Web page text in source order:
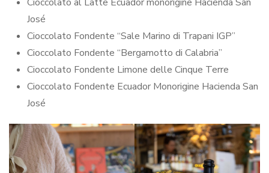
José
Cioccolato Fondente “Sale Marino di Trapani IGP”
Cioccolato Fondente “Bergamotto di Calabria”
Cioccolato Fondente Limone delle Cinque Terre
Cioccolato Fondente Ecuador Monorigine Hacienda San
José